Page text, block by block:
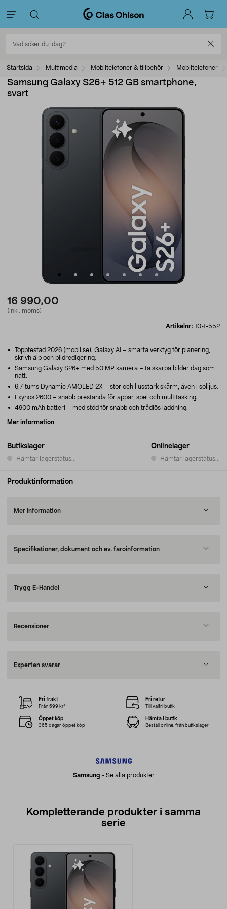
Startsida Multimedia Mobiltelefoner & tillbehör Mobiltelefoner
Samsung Galaxy S26+ 512 GB smartphone,
svart
16 990,00
(inkl. moms)
Artikelnr: 10-1-552
Butikslager
Hämtar lagerstatus...
Onlinelager
Hämtar lagerstatus...
Topptestad 2026 (mobil.se). Galaxy AI – smarta verktyg för planering,
skrivhjälp och bildredigering.
Samsung Galaxy S26+ med 50 MP kamera – ta skarpa bilder dag som
natt.
6,7-tums Dynamic AMOLED 2X – stor och ljusstark skärm, även i solljus.
Exynos 2600 – snabb prestanda för appar, spel och multitasking.
4900 mAh batteri – med stöd för snabb och trådlös laddning.
Mer information
Produktinformation
Mer information
Specifikationer, dokument och ev. faroinformation
Trygg E-Handel
Recensioner
Experten svarar
Samsung - Se alla produkter
Fri frakt
Från 599 kr*
Fri retur
Till valfri butik
Öppet köp
365 dagar öppet köp
Hämta i butik
Beställ online, från butikslager
Kompletterande produkter i samma
serie